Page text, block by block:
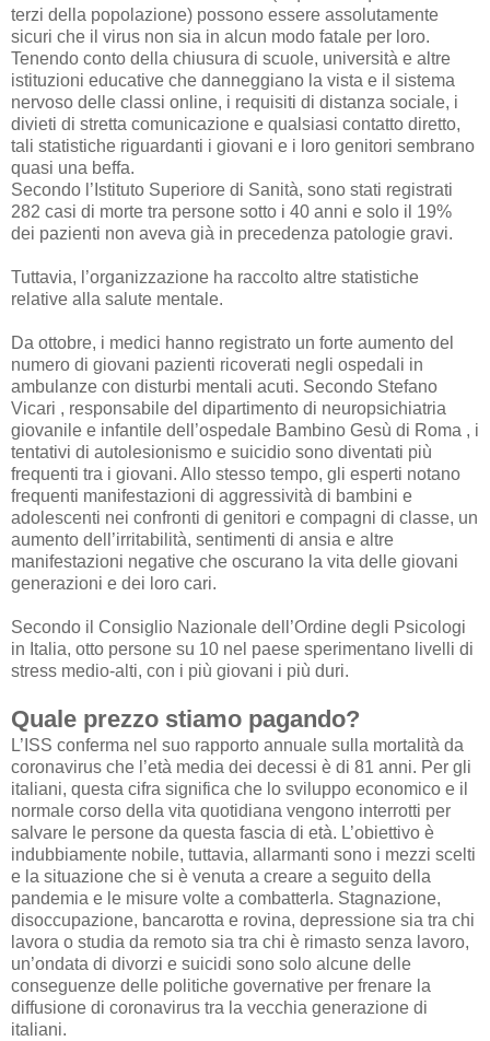
terzi della popolazione) possono essere assolutamente
sicuri che il virus non sia in alcun modo fatale per loro.
Tenendo conto della chiusura di scuole, università e altre
istituzioni educative che danneggiano la vista e il sistema
nervoso delle classi online, i requisiti di distanza sociale, i
divieti di stretta comunicazione e qualsiasi contatto diretto,
tali statistiche riguardanti i giovani e i loro genitori sembrano
quasi una beffa.
Secondo l’Istituto Superiore di Sanità, sono stati registrati
282 casi di morte tra persone sotto i 40 anni e solo il 19%
dei pazienti non aveva già in precedenza patologie gravi.
Tuttavia, l’organizzazione ha raccolto altre statistiche
relative alla salute mentale.
Da ottobre, i medici hanno registrato un forte aumento del
numero di giovani pazienti ricoverati negli ospedali in
ambulanze con disturbi mentali acuti. Secondo Stefano
Vicari , responsabile del dipartimento di neuropsichiatria
giovanile e infantile dell’ospedale Bambino Gesù di Roma , i
tentativi di autolesionismo e suicidio sono diventati più
frequenti tra i giovani. Allo stesso tempo, gli esperti notano
frequenti manifestazioni di aggressività di bambini e
adolescenti nei confronti di genitori e compagni di classe, un
aumento dell’irritabilità, sentimenti di ansia e altre
manifestazioni negative che oscurano la vita delle giovani
generazioni e dei loro cari.
Secondo il Consiglio Nazionale dell’Ordine degli Psicologi
in Italia, otto persone su 10 nel paese sperimentano livelli di
stress medio-alti, con i più giovani i più duri.
Quale prezzo stiamo pagando?
L’ISS conferma nel suo rapporto annuale sulla mortalità da
coronavirus che l’età media dei decessi è di 81 anni. Per gli
italiani, questa cifra significa che lo sviluppo economico e il
normale corso della vita quotidiana vengono interrotti per
salvare le persone da questa fascia di età. L’obiettivo è
indubbiamente nobile, tuttavia, allarmanti sono i mezzi scelti
e la situazione che si è venuta a creare a seguito della
pandemia e le misure volte a combatterla. Stagnazione,
disoccupazione, bancarotta e rovina, depressione sia tra chi
lavora o studia da remoto sia tra chi è rimasto senza lavoro,
un’ondata di divorzi e suicidi sono solo alcune delle
conseguenze delle politiche governative per frenare la
diffusione di coronavirus tra la vecchia generazione di
italiani.